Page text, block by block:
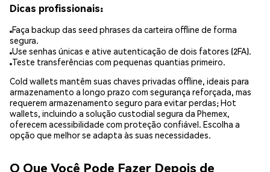
Dicas profissionais:
Faça backup das seed phrases da carteira offline de forma
segura.
Use senhas únicas e ative autenticação de dois fatores (2FA).
Teste transferências com pequenas quantias primeiro.
Cold wallets mantêm suas chaves privadas offline, ideais para
armazenamento a longo prazo com segurança reforçada, mas
requerem armazenamento seguro para evitar perdas; Hot
wallets, incluindo a solução custodial segura da Phemex,
oferecem acessibilidade com proteção confiável. Escolha a
opção que melhor se adapta às suas necessidades.
O Que Você Pode Fazer Depois de